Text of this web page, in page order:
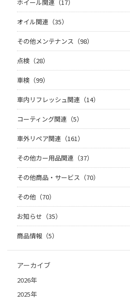
ホイール関連（17）
オイル関連（35）
その他メンテナンス（98）
点検（28）
車検（99）
車内リフレッシュ関連（14）
コーティング関連（5）
車外リペア関連（161）
その他カー用品関連（37）
その他商品・サービス（70）
その他（70）
お知らせ（35）
商品情報（5）
アーカイブ
2026年
2025年